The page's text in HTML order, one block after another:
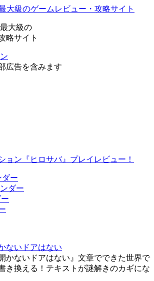
大級の
略サイト
広告を含みます
ョン『ヒロサバ』プレイレビュー！
ダー
ダー
ないドアはない
かないドアはない』文章でできた世界で
き換える！テキストが謎解きのカギにな